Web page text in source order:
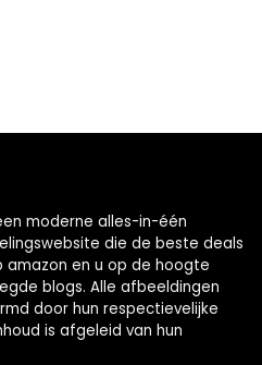
moderne alles-in-één
die de beste deals
amazon en u op de hoogte
blogs. Alle afbeeldingen
door hun respectievelijke
is afgeleid van hun